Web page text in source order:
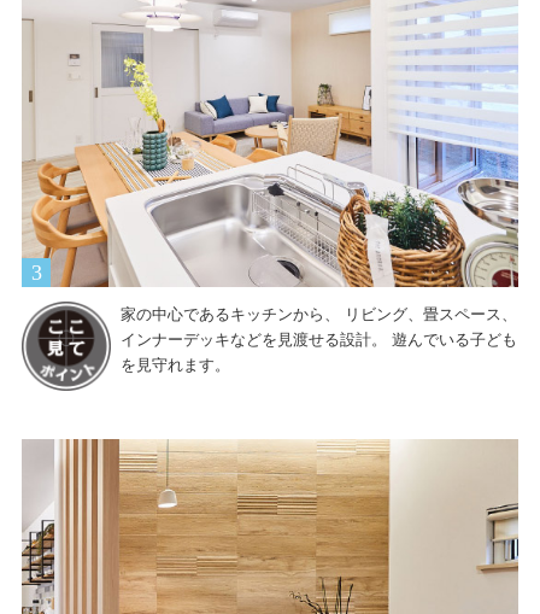
家の中心であるキッチンから、
リビング、畳スペース、
インナーデッキなどを見渡せる設計。
遊んでいる子ども
を見守れます。